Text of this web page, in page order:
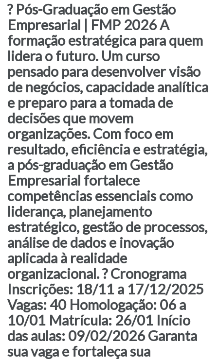
? Pós-Graduação em Gestão
Empresarial | FMP 2026 A
formação estratégica para quem
lidera o futuro. Um curso
pensado para desenvolver visão
de negócios, capacidade analítica
e preparo para a tomada de
decisões que movem
organizações. Com foco em
resultado, eficiência e estratégia,
a pós-graduação em Gestão
Empresarial fortalece
competências essenciais como
liderança, planejamento
estratégico, gestão de processos,
análise de dados e inovação
aplicada à realidade
organizacional. ? Cronograma
Inscrições: 18/11 a 17/12/2025
Vagas: 40 Homologação: 06 a
10/01 Matrícula: 26/01 Início
das aulas: 09/02/2026 Garanta
sua vaga e fortaleça sua